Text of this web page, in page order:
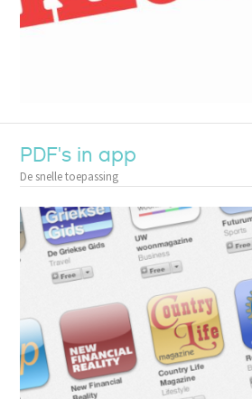
PDF's in app
De snelle toepassing